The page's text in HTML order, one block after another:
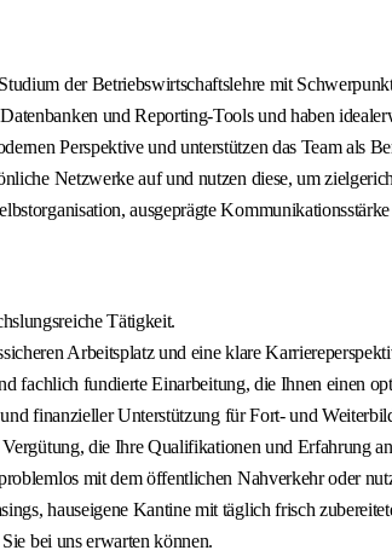
der Betriebswirtschaftslehre mit
und Reporting-Tools und haben
Perspektive und unterstützen das Team als
Netzwerke auf und nutzen diese, um
ausgeprägte
Tätigkeit.
Arbeitsplatz und eine klare
fachlich fundierte Einarbeitung, die Ihnen einen
finanzieller Unterstützung für Fort- und
die Ihre Qualifikationen und Erfahrung
mit dem öffentlichen Nahverkehr oder
hauseigene Kantine mit täglich frisch
bei uns erwarten können.